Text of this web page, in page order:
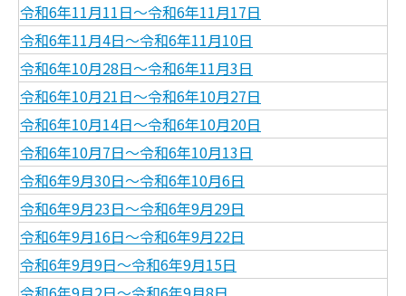
令和6年11月11日～令和6年11月17日
令和6年11月4日～令和6年11月10日
令和6年10月28日～令和6年11月3日
令和6年10月21日～令和6年10月27日
令和6年10月14日～令和6年10月20日
令和6年10月7日～令和6年10月13日
令和6年9月30日～令和6年10月6日
令和6年9月23日～令和6年9月29日
令和6年9月16日～令和6年9月22日
令和6年9月9日～令和6年9月15日